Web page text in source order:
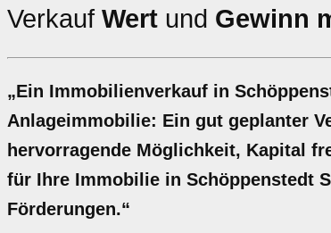
Verkauf Wert und Gewinn
„Ein Immobilienverkauf in
Anlageimmobilie: Ein gut geplanter
hervorragende Möglichkeit, Kapital
für Ihre Immobilie in Schöppenstedt
Förderungen.“